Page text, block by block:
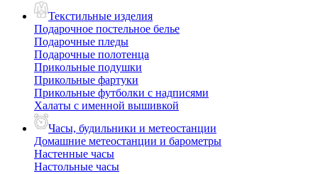
Текстильные изделия
Подарочное постельное белье
Подарочные пледы
Подарочные полотенца
Прикольные подушки
Прикольные фартуки
Прикольные футболки с надписями
Халаты с именной вышивкой
Часы, будильники и метеостанции
Домашние метеостанции и барометры
Настенные часы
Настольные часы